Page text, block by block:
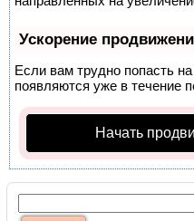
Ускорение
Если вам трудно попасть
появляются уже в течение
Начать